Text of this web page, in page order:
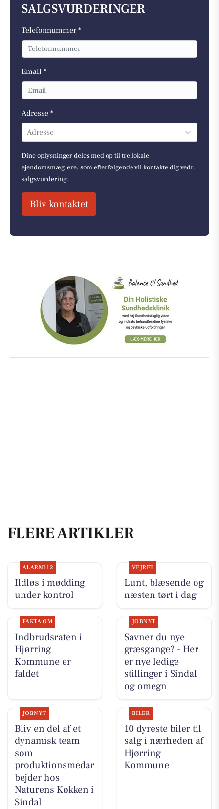
SALGSVURDERINGER
Telefonnummer *
Email *
Adresse *
Adresse
Dine oplysninger deles med op til tre lokale
ejendomsmæglere, som efterfølgende vil kontakte dig vedr.
salgsvurdering.
Bliv kontaktet
FLERE ARTIKLER
ALARM112
Ildløs i mødding
under kontrol
VEJRET
Lunt, blæsende og
næsten tørt i dag
FAKTA OM
Indbrudsraten i
Hjørring
Kommune er
faldet
JOBNYT
Savner du nye
græsgange? - Her
er nye ledige
stillinger i Sindal
og omegn
JOBNYT
Bliv en del af et
dynamisk team
som
produktionsmedar
bejder hos
Naturens Køkken i
Sindal
BILER
10 dyreste biler til
salg i nærheden af
Hjørring
Kommune